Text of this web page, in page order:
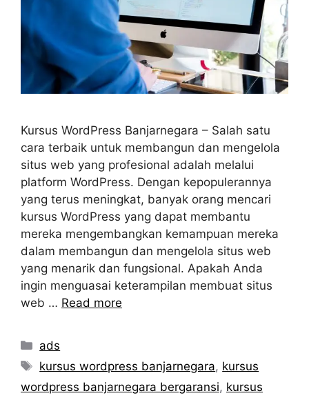
Kursus WordPress Banjarnegara – Salah satu
cara terbaik untuk membangun dan mengelola
situs web yang profesional adalah melalui
platform WordPress. Dengan kepopulerannya
yang terus meningkat, banyak orang mencari
kursus WordPress yang dapat membantu
mereka mengembangkan kemampuan mereka
dalam membangun dan mengelola situs web
yang menarik dan fungsional. Apakah Anda
ingin menguasai keterampilan membuat situs
web … Read more
Categories
ads
Tags
kursus wordpress banjarnegara, kursus
wordpress banjarnegara bergaransi, kursus